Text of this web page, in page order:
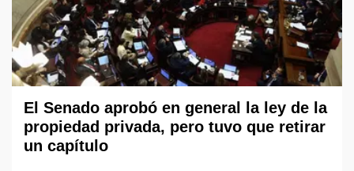
El Senado aprobó en general la ley de la
propiedad privada, pero tuvo que retirar
un capítulo